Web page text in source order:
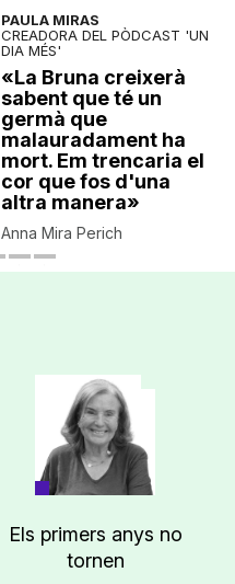
PAULA MIRAS
CREADORA DEL PÒDCAST 'UN
DIA MÉS'
«La Bruna creixerà
sabent que té un
germà que
malauradament ha
mort. Em trencaria el
cor que fos d'una
altra manera»
Anna Mira Perich
Els primers anys no
tornen